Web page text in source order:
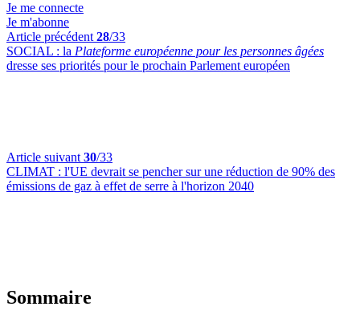
Je me connecte
Je m'abonne
Article précédent 28/33
SOCIAL : la Plateforme européenne pour les personnes âgées
dresse ses priorités pour le prochain Parlement européen
Article suivant 30/33
CLIMAT : l'UE devrait se pencher sur une réduction de 90% des
émissions de gaz à effet de serre à l'horizon 2040
Sommaire